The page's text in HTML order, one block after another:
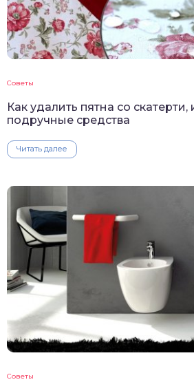
Советы
Как удалить пятна со скатерти,
подручные средства
Читать далее
Советы